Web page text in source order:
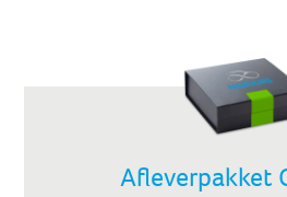
Afleverpakket